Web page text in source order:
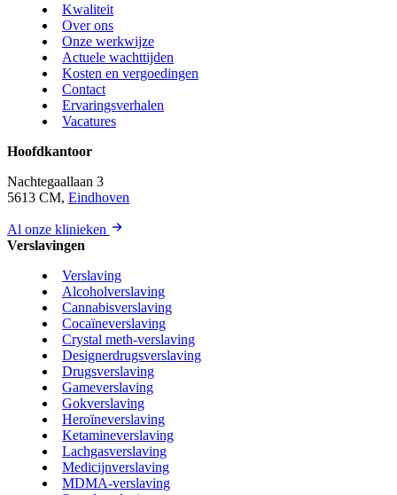
Kwaliteit
Over ons
Onze werkwijze
Actuele wachttijden
Kosten en vergoedingen
Contact
Ervaringsverhalen
Vacatures
Hoofdkantoor
Nachtegaallaan 3
5613 CM, Eindhoven
Al onze klinieken
Verslavingen
Verslaving
Alcoholverslaving
Cannabisverslaving
Cocaïneverslaving
Crystal meth-verslaving
Designerdrugsverslaving
Drugsverslaving
Gameverslaving
Gokverslaving
Heroïneverslaving
Ketamineverslaving
Lachgasverslaving
Medicijnverslaving
MDMA-verslaving